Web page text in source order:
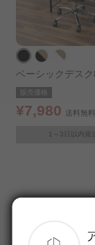
ベーシックデスク
DK-8060 ブラッ
販売価格
¥7,980 送料無料
1～3日以内発